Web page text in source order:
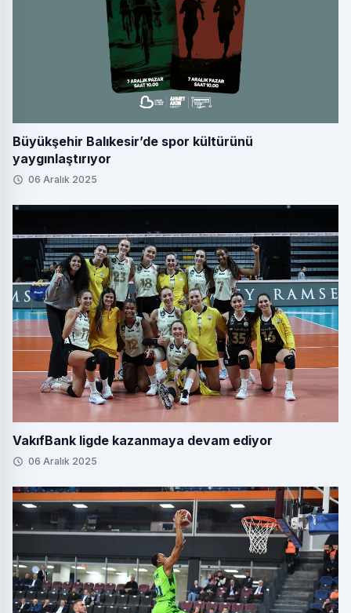
Büyükşehir Balıkesir’de spor kültürünü
yaygınlaştırıyor
06 Aralık 2025
VakıfBank ligde kazanmaya devam ediyor
06 Aralık 2025